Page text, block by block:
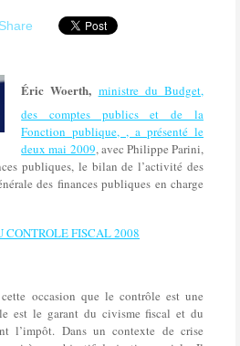
Share
Éric Woerth, ministre du Budget,
des comptes publics et de la
Fonction publique, , a présenté le
deux mai 2009, avec Philippe Parini,
publiques, le bilan de l’activité des
des finances publiques en charge
FISCAL 2008
occasion que le contrôle est une
est le garant du civisme fiscal et du
l’impôt. Dans un contexte de crise